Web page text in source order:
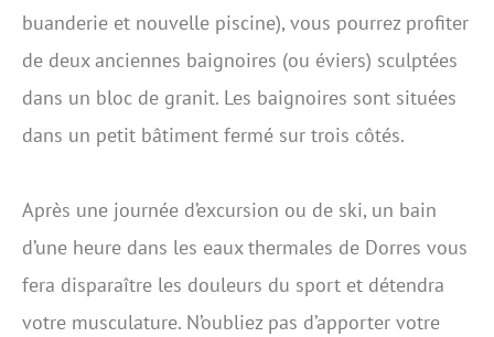
buanderie et nouvelle piscine), vous pourrez profiter
de deux anciennes baignoires (ou éviers) sculptées
dans un bloc de granit. Les baignoires sont situées
dans un petit bâtiment fermé sur trois côtés.
Après une journée d’excursion ou de ski, un bain
d’une heure dans les eaux thermales de Dorres vous
fera disparaître les douleurs du sport et détendra
votre musculature. N’oubliez pas d’apporter votre